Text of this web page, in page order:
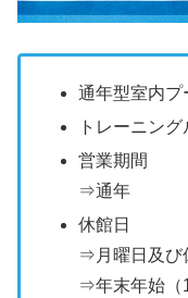
通年型室内プ
トレーニング
営業期間
⇒通年
休館日
⇒月曜日及び
⇒年末年始（